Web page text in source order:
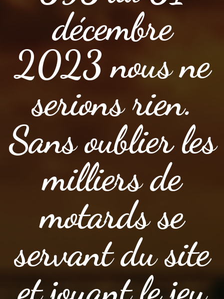
décembre
2023 nous ne
serions rien.
Sans oublier les
milliers de
motards se
servant du site